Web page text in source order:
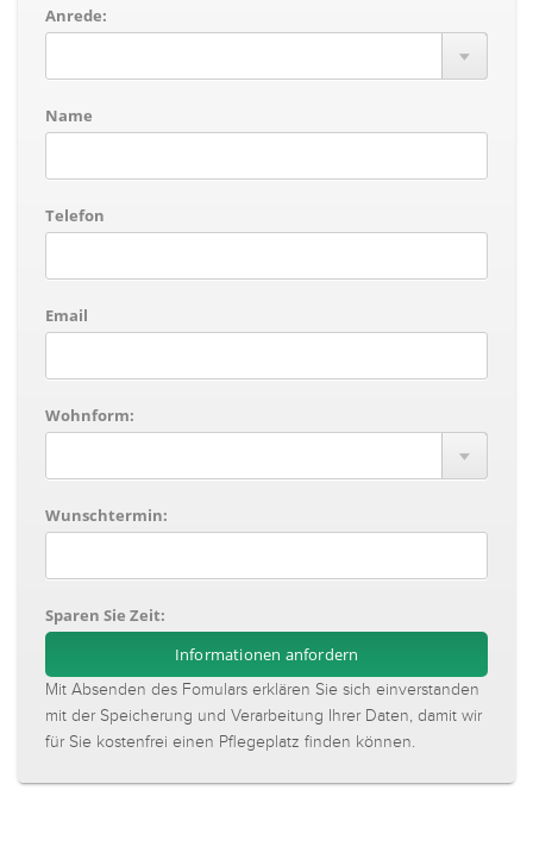
Anrede:
Name
Telefon
Email
Wohnform:
Wunschtermin:
Sparen Sie Zeit:
Mit Absenden des Fomulars erklären Sie sich einverstanden
mit der Speicherung und Verarbeitung Ihrer Daten, damit wir
für Sie kostenfrei einen Pflegeplatz finden können.